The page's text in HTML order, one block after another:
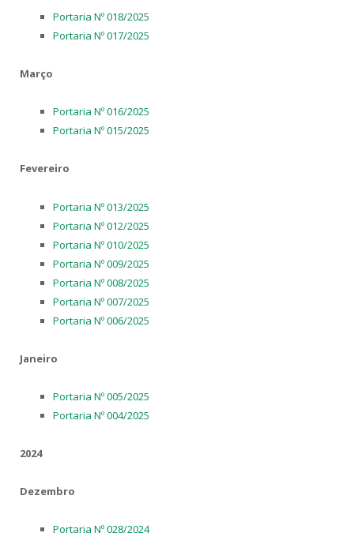
Portaria Nº 018/2025
Portaria Nº 017/2025
Março
Portaria Nº 016/2025
Portaria Nº 015/2025
Fevereiro
Portaria Nº 013/2025
Portaria Nº 012/2025
Portaria Nº 010/2025
Portaria Nº 009/2025
Portaria Nº 008/2025
Portaria Nº 007/2025
Portaria Nº 006/2025
Janeiro
Portaria Nº 005/2025
Portaria Nº 004/2025
2024
Dezembro
Portaria Nº 028/2024